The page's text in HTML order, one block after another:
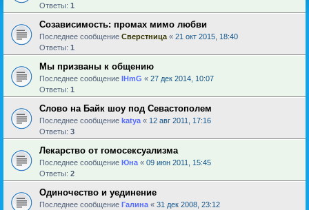
Ответы: 1
Созависимость: промах мимо любви
Последнее сообщение Сверстница « 21 окт 2015, 18:40
Ответы: 1
Мы призваны к общению
Последнее сообщение IHmG « 27 дек 2014, 10:07
Ответы: 1
Слово на Байк шоу под Севастополем
Последнее сообщение katya « 12 авг 2011, 17:16
Ответы: 3
Лекарство от гомосексуализма
Последнее сообщение Юна « 09 июн 2011, 15:45
Ответы: 2
Одиночество и уединение
Последнее сообщение Галина « 31 дек 2008, 23:12